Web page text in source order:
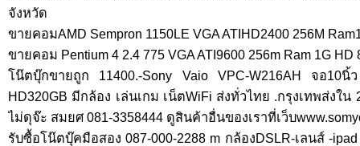
จังหวัด
ขายคอมAMD Sempron 1150LE VGA ATIHD2400 256M
ขายคอม Pentium 4 2.4 775 VGA ATI9600 256m Ram 1G HD
โน๊ตบุ๊กขายถูก 11400.-Sony Vaio VPC-W216AH จอ10นิ้
HD320GB มีกล้อง เล่นเกม เน็ตWiFi ส่งทั่วไทย .กรุงเทพส่งใ
ไม่ดุจ๊ะ สมยศ 081-3358444 ดูสินค้าอื่นของเราที่เว็บ
รับซื้อโน๊ตบุ๊คมือสอง 087-000-2288 m กล้องDSLR-เลนส์ -